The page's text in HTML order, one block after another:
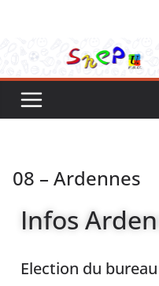
08 – Ardennes
Infos
Election du